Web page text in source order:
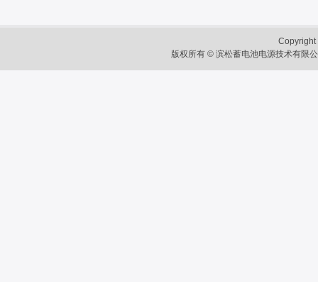
版权所有 © 滨松蓄电池电源技术有限